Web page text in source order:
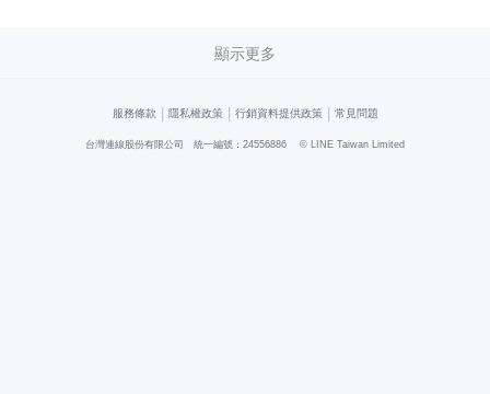
顯示更多
服務條款 隱私權政策 行銷資料提供政策 常見問題
台灣連線股份有限公司 統一編號：24556886 © LINE Taiwan Limited